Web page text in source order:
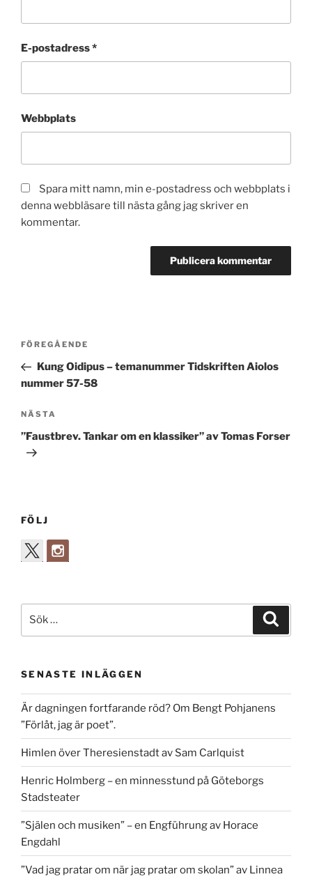
E-postadress*
Webbplats
Spara mitt namn, min e-postadress och webbplats i
denna webbläsare till nästa gång jag skriver en
kommentar.
Inläggsnavigering
Föregående
inlägg
FÖREGÅENDE
Kung Oidipus – temanummer Tidskriften Aiolos
nummer 57-58
Nästa
inlägg
NÄSTA
”Faustbrev. Tankar om en klassiker” av Tomas Forser
FÖLJ
efter:
SENASTE INLÄGGEN
Är dagningen fortfarande röd? Om Bengt Pohjanens
”Förlåt, jag är poet”.
Himlen över Theresienstadt av Sam Carlquist
Henric Holmberg – en minnesstund på Göteborgs
Stadsteater
”Själen och musiken” – en Engführung av Horace
Engdahl
”Vad jag pratar om när jag pratar om skolan” av Linnea